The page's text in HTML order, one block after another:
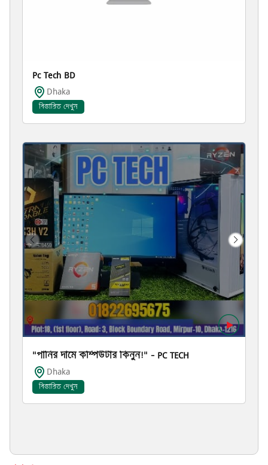
Pc Tech BD
Dhaka
বিস্তারিত দেখুন
"পানির দামে কম্পিউটার কিনুন!" – PC TECH
Dhaka
বিস্তারিত দেখুন